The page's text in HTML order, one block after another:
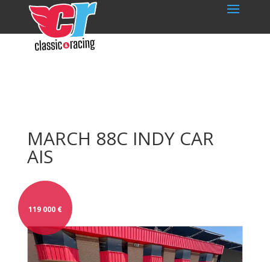
MARCH 88C INDY CAR
AIS
119 000€